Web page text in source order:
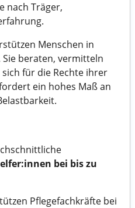
nach Träger,
Menschen in
beraten, vermitteln
für die Rechte ihrer
ein hohes Maß an
bei bis zu
Pflegefachkräfte bei